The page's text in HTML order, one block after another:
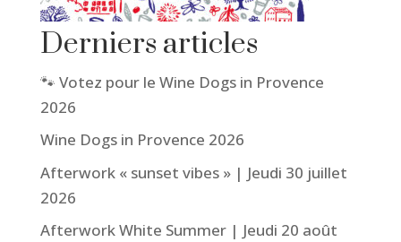
Derniers articles
🐾 Votez pour le Wine Dogs in Provence
2026
Wine Dogs in Provence 2026
Afterwork « sunset vibes » | Jeudi 30 juillet
2026
Afterwork White Summer | Jeudi 20 août